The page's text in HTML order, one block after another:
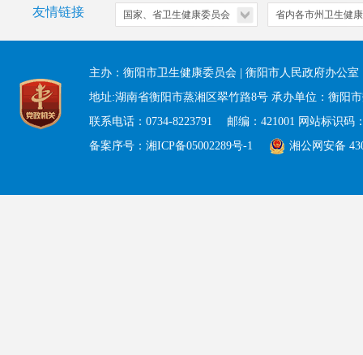
友情链接
主办：衡阳市卫生健康委员会 | 衡阳市人民政府办公
地址:湖南省衡阳市蒸湘区翠竹路8号 承办单位：衡阳
联系电话：0734-8223791 邮编：421001 网站标识码
备案序号：湘ICP备05002289号-1
湘公网安备